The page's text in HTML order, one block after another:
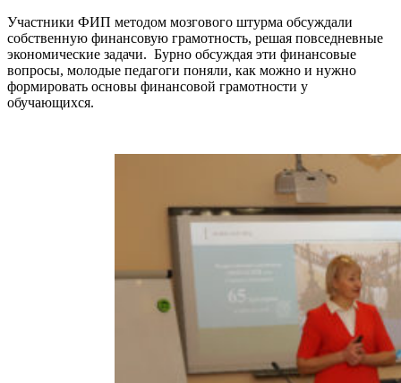
Участники ФИП методом мозгового штурма обсуждали
собственную финансовую грамотность, решая повседневные
экономические задачи. Бурно обсуждая эти финансовые
вопросы, молодые педагоги поняли, как можно и нужно
формировать основы финансовой грамотности у
обучающихся.